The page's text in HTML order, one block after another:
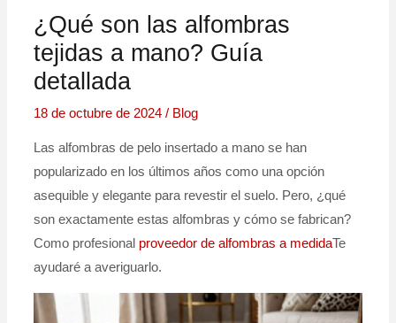
¿Qué son las alfombras
tejidas a mano? Guía
detallada
18 de octubre de 2024 / Blog
Las alfombras de pelo insertado a mano se han
popularizado en los últimos años como una opción
asequible y elegante para revestir el suelo. Pero, ¿qué
son exactamente estas alfombras y cómo se fabrican?
Como profesional proveedor de alfombras a medidaTe
ayudaré a averiguarlo.